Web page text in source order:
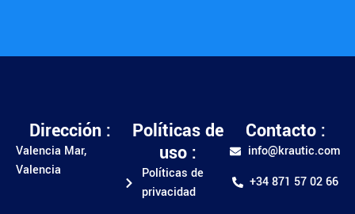
Dirección :
Valencia Mar,
Valencia
Políticas de
uso :
Políticas de
privacidad
Contacto :
info@krautic.com
+34 871 57 02 66